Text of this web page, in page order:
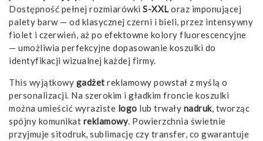
Dostępność pełnej rozmiarówki S-XXLoraz imponującej
palety barw — od klasycznej czerni i bieli, przez intensywny
fiolet i czerwień, aż po efektowne kolory fluorescencyjne
— umożliwia perfekcyjne dopasowanie koszulki do
identyfikacji wizualnej każdej firmy.
This wyjątkowy gadżet reklamowy powstał z myślą o
personalizacji. Na szerokim i gładkim froncie koszulki
można umieścić wyraziste logo lub trwały nadruk, tworząc
spójny komunikat reklamowy. Powierzchnia świetnie
przyjmuje sitodruk, sublimację czy transfer, co gwarantuje